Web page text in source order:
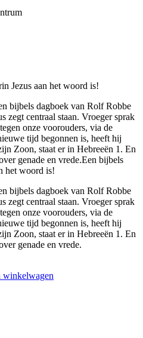
Jezus aan het woord is!
bijbels dagboek van Rolf Robbe
zegt centraal staan. Vroeger sprak
onze voorouders, via de
tijd begonnen is, heeft hij
Zoon, staat er in Hebreeën 1. En
genade en vrede.Een bijbels
het woord is!
bijbels dagboek van Rolf Robbe
zegt centraal staan. Vroeger sprak
onze voorouders, via de
tijd begonnen is, heeft hij
Zoon, staat er in Hebreeën 1. En
genade en vrede.
winkelwagen